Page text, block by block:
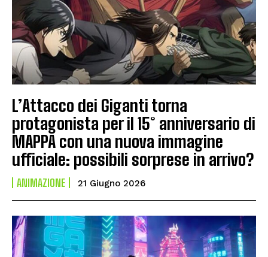
L’Attacco dei Giganti torna
protagonista per il 15° anniversario di
MAPPA con una nuova immagine
ufficiale: possibili sorprese in arrivo?
ANIMAZIONE 21 Giugno 2026